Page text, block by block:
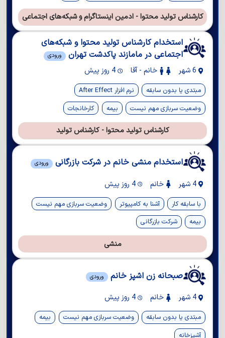
کارشناس تولید محتوا - ادمین اینستاگرام و شبکه‌های اجتماعی
استخدام کارشناس تولید محتوا و شبکه‌های
اجتماعی در مامازند پاکدشت تهران
ورودی
خانم - آقا 4 روز پیش
مبتدی یا بدون سابقه
نرم افزار After Effect
وضعیت سربازی مهم نیست
بیمه کارخانجات
کارشناس تولید محتوا - کارشناس تولید
استخدام منشی خانم در شرکت بازرگانی ورودی
4 شهر خانم 4 روز پیش
با سابقه کار آشنا به کامپیوتر
وضعیت سربازی مهم نیست
بیمه
شرکت بازرگانی
منشی
صبحانه زن اشپز خانم ورودی
4 شهر خانم 4 روز پیش
مبتدی یا بدون سابقه وضعیت سربازی مهم نیست
بیمه
آشپزخانه